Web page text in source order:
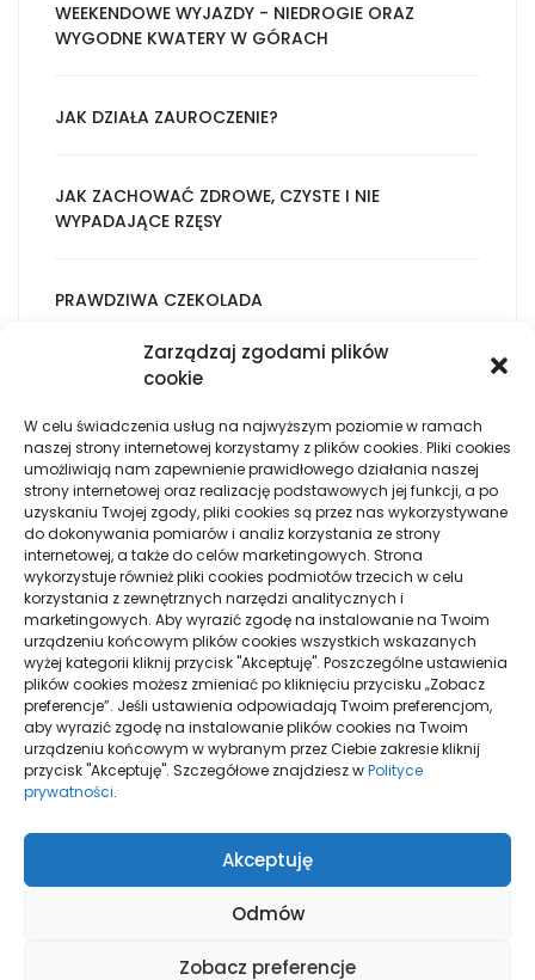
Zarządzaj zgodami plików
cookie
W celu świadczenia usług na najwyższym poziomie w ramach
naszej strony internetowej korzystamy z plików cookies. Pliki cookies
umożliwiają nam zapewnienie prawidłowego działania naszej
strony internetowej oraz realizację podstawowych jej funkcji, a po
uzyskaniu Twojej zgody, pliki cookies są przez nas wykorzystywane
do dokonywania pomiarów i analiz korzystania ze strony
internetowej, a także do celów marketingowych. Strona
wykorzystuje również pliki cookies podmiotów trzecich w celu
korzystania z zewnętrznych narzędzi analitycznych i
marketingowych. Aby wyrazić zgodę na instalowanie na Twoim
urządzeniu końcowym plików cookies wszystkich wskazanych
wyżej kategorii kliknij przycisk "Akceptuję". Poszczególne ustawienia
plików cookies możesz zmieniać po kliknięciu przycisku „Zobacz
preferencje”. Jeśli ustawienia odpowiadają Twoim preferencjom,
aby wyrazić zgodę na instalowanie plików cookies na Twoim
urządzeniu końcowym w wybranym przez Ciebie zakresie kliknij
przycisk "Akceptuję". Szczegółowe znajdziesz wPolityce
prywatności.
Akceptuję
Odmów
Zobacz preferencje
WEEKENDOWE WYJAZDY - NIEDROGIE ORAZ
WYGODNE KWATERY W GÓRACH
JAK DZIAŁA ZAUROCZENIE?
JAK ZACHOWAĆ ZDROWE, CZYSTE I NIE
WYPADAJĄCE RZĘSY
PRAWDZIWA CZEKOLADA
KLIMATYCZNY HOTEL W ŚWIETNYM POŁOŻENIU -
MAŁE CZY DUŻE BIURO KSIĘGOWE - KTÓRE BĘDZIE
LEPSZE
SKUTECZNE ŚWIADCZENIA SEARCH ENGINE
OPTIMIZATION – KRIS GOMULA
Polityka plików
Polityka